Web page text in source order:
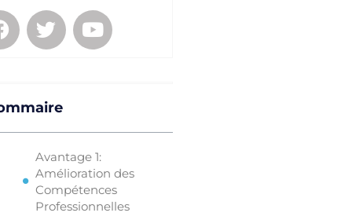
Avantage 1:
Amélioration des
Compétences
Professionnelles